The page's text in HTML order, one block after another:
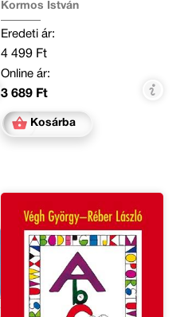
Kormos István
Eredeti ár:
4 499 Ft
Online ár:
3 689 Ft
Kosárba